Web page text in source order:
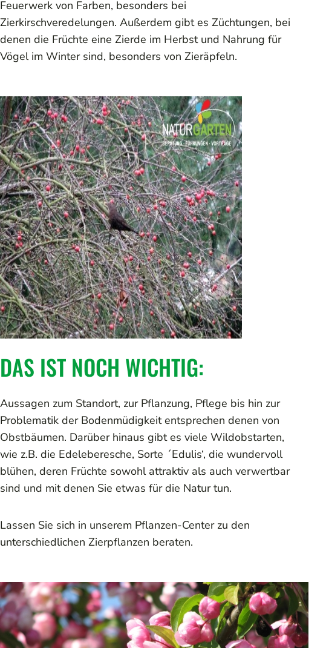
Feuerwerk von Farben, besonders bei
Zierkirschveredelungen. Außerdem gibt es Züchtungen, bei
denen die Früchte eine Zierde im Herbst und Nahrung für
Vögel im Winter sind, besonders von Zieräpfeln.
DAS IST NOCH WICHTIG:
Aussagen zum Standort, zur Pflanzung, Pflege bis hin zur
Problematik der Bodenmüdigkeit entsprechen denen von
Obstbäumen. Darüber hinaus gibt es viele Wildobstarten,
wie z.B. die Edeleberesche, Sorte ´Edulis‘, die wundervoll
blühen, deren Früchte sowohl attraktiv als auch verwertbar
sind und mit denen Sie etwas für die Natur tun.
Lassen Sie sich in unserem Pflanzen-Center zu den
unterschiedlichen Zierpflanzen beraten.